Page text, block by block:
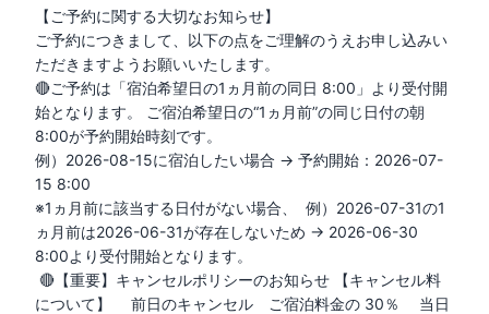
【ご予約に関する大切なお知らせ】
ご予約につきまして、以下の点をご理解のうえお申し込みい
ただきますようお願いいたします。
🔴ご予約は「宿泊希望日の1ヵ月前の同日 8:00」より受付開
始となります。 ご宿泊希望日の“1ヵ月前”の同じ日付の朝
8:00が予約開始時刻です。
例）2026-08-15に宿泊したい場合 → 予約開始：2026-07-
15 8:00
※1ヵ月前に該当する日付がない場合、
例）2026-07-31の1
ヵ月前は2026-06-31が存在しないため → 2026-06-30
8:00より受付開始となります。
🔴【重要】キャンセルポリシーのお知らせ 【キャンセル料
について】 前日のキャンセル ご宿泊料金の 30％ 当日